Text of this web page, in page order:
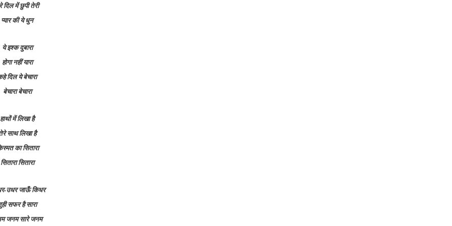
दिल में छुपी तेरी
प्यार की ये धुन
ये इश्क दुबारा
होगा नहीं यारा
दिल ये बेचारा
बेचारा बेचारा
हाथों में लिखा है
साथ लिखा है
का सितारा
सितारा सितारा
उधर जाऊँ किधर
सफर है सारा
जनम सारे जनम